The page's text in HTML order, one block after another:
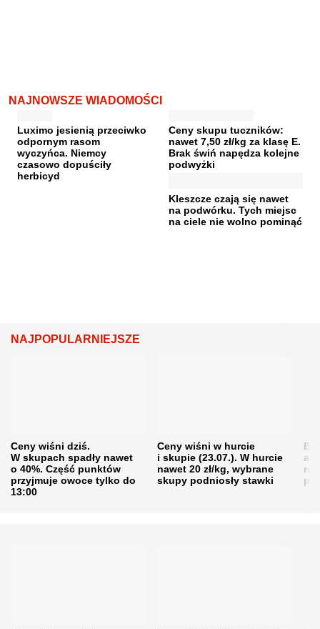
NAJNOWSZE WIADOMOŚCI
Luximo jesienią przeciwko
odpornym rasom
wyczyńca. Niemcy
czasowo dopuściły
herbicyd
Ceny skupu tuczników:
nawet 7,50 zł/kg za klasę E.
Brak świń napędza kolejne
podwyżki
Kleszcze czają się nawet
na podwórku. Tych miejsc
na ciele nie wolno pominąć
NAJPOPULARNIEJSZE
Ceny wiśni dziś.
W skupach spadły nawet
o 40%. Część punktów
przyjmuje owoce tylko do
13:00
Ceny wiśni w hurcie
i skupie (23.07.). W hurcie
nawet 20 zł/kg, wybrane
skupy podniosły stawki